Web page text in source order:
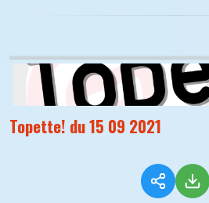
Topette! du 15 09 2021